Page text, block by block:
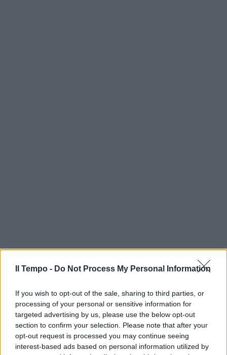
Il Tempo - Do Not Process My Personal Information
If you wish to opt-out of the sale, sharing to third parties, or
processing of your personal or sensitive information for
targeted advertising by us, please use the below opt-out
section to confirm your selection. Please note that after your
opt-out request is processed you may continue seeing
interest-based ads based on personal information utilized by